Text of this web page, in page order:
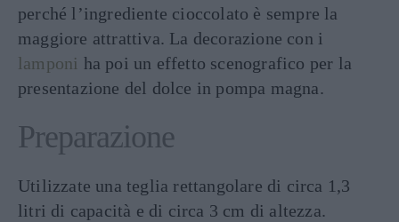
perché l’ingrediente cioccolato è sempre la
maggiore attrattiva. La decorazione con i
lamponi ha poi un effetto scenografico per la
presentazione del dolce in pompa magna.
Preparazione
Utilizzate una teglia rettangolare di circa 1,3
litri di capacità e di circa 3 cm di altezza.